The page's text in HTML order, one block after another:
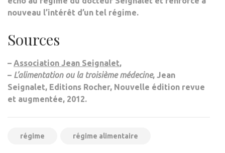
nouveau l’intérêt d’un tel régime.
Sources
– Association Jean Seignalet,
– L’alimentation ou la troisième médecine, Jean
Seignalet, Editions Rocher, Nouvelle édition revue
et augmentée, 2012.
régime régime alimentaire